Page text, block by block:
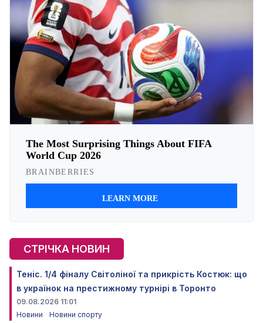
СТРІЧКА НОВИН
Теніс. 1/4 фіналу Світоліної та прикрість Костюк: що
в українок на престижному турнірі в Торонто
09.08.2026 11:01
Новини
Новини спорту